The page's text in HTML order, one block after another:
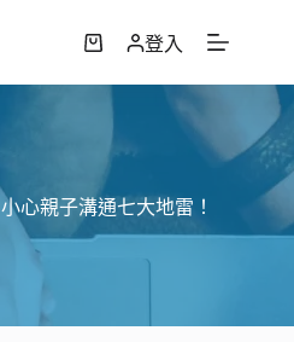
購
物
登入
心親子溝通七大地雷！